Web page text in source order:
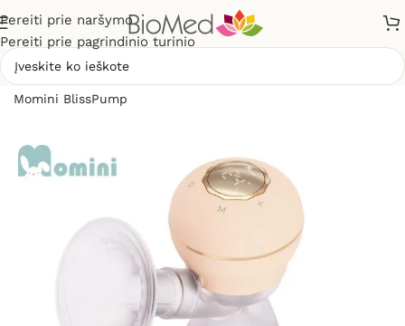
Pereiti prie naršymo
Pereiti prie pagrindinio turinio
Momini BlissPump